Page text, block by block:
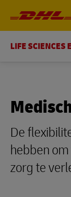
LIFE SCIENCES
De
hebben
zorg te